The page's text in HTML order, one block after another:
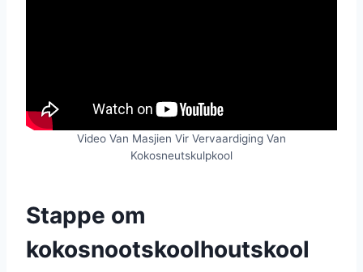
Video Van Masjien Vir Vervaardiging Van
Kokosneutskulpkool
Stappe om
kokosnootskoolhoutskool